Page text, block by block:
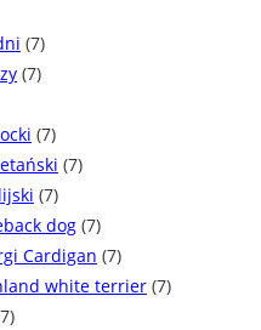
(7)
(7)
(7)
(7)
(7)
dog (7)
Cardigan (7)
white terrier (7)